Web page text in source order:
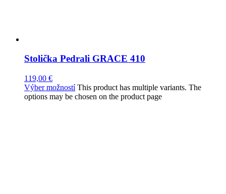
Stolička Pedrali GRACE 410
119,00 €
Výber možností This product has multiple variants. The
options may be chosen on the product page